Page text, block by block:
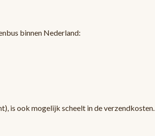
binnen Nederland:
is ook mogelijk scheelt in de verzendkosten.